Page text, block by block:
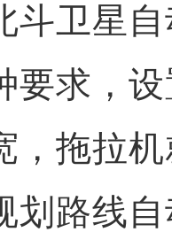
卫星自
要求，
，拖拉
划路线